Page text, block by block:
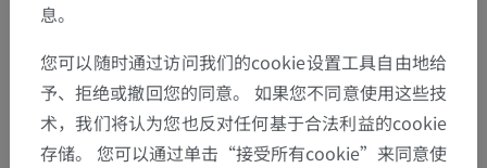
息。
您可以随时通过访问我们的cookie设置工具自由地给
予、拒绝或撤回您的同意。 如果您不同意使用这些技
术，我们将认为您也反对任何基于合法利益的cookie
存储。 您可以通过单击“接受所有cookie”来同意使